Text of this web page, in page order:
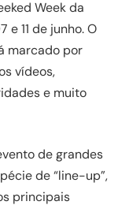
Week da
11 de junho. O
marcado por
vídeos,
e muito
de grandes
de “line-up”,
principais